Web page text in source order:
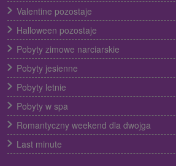
Valentine pozostaje
Halloween pozostaje
Pobyty zimowe narciarskie
Pobyty jesienne
Pobyty letnie
Pobyty w spa
Romantyczny weekend dla dwojga
Last minute